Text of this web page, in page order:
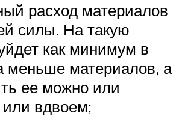
расход материалов
силы. На такую
как минимум в
меньше материалов, а
ее можно или
вдвоем;